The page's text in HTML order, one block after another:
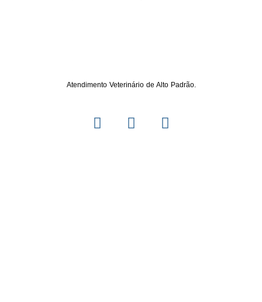
Atendimento Veterinário de Alto Padrão.